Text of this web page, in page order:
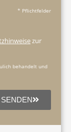
* Pflichtfelder
zur
behandelt und
SENDEN